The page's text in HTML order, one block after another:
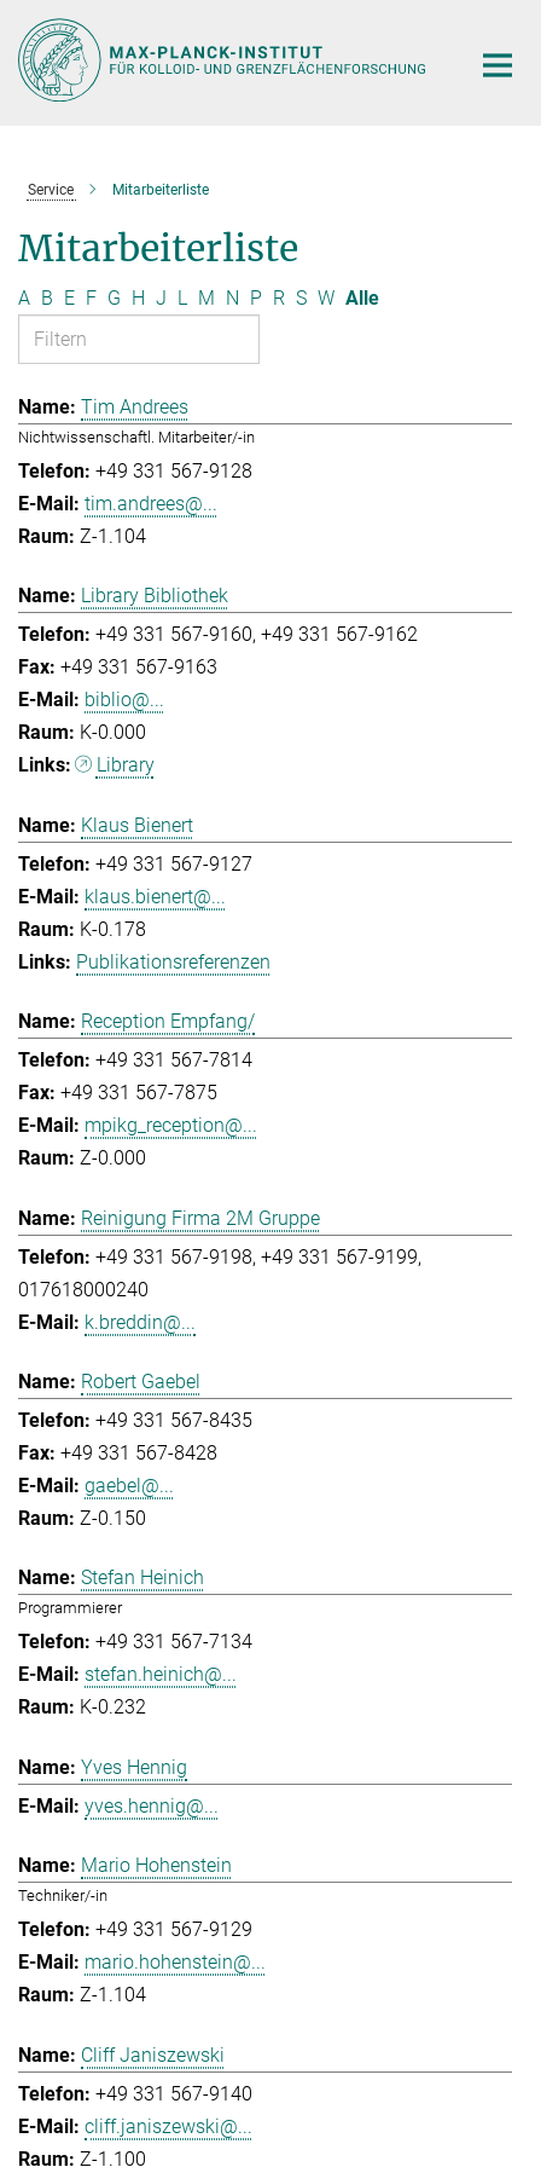
Hauptinhalt
Service Mitarbeiterliste
Mitarbeiterliste
A B E F G H J L M N P R S W Alle
Tim Andrees
Nichtwissenschaftl. Mitarbeiter/-in
+49 331 567-9128
tim.andrees@...
Z-1.104
Library Bibliothek
+49 331 567-9160 +49 331 567-9162
+49 331 567-9163
biblio@...
K-0.000
Library
Klaus Bienert
+49 331 567-9127
klaus.bienert@...
K-0.178
Publikationsreferenzen
Reception Empfang/
+49 331 567-7814
+49 331 567-7875
mpikg_reception@...
Z-0.000
Reinigung Firma 2M Gruppe
+49 331 567-9198 +49 331 567-9199
017618000240
k.breddin@...
Robert Gaebel
+49 331 567-8435
+49 331 567-8428
gaebel@...
Z-0.150
Stefan Heinich
Programmierer
+49 331 567-7134
stefan.heinich@...
K-0.232
Yves Hennig
yves.hennig@...
Mario Hohenstein
Techniker/-in
+49 331 567-9129
mario.hohenstein@...
Z-1.104
Cliff Janiszewski
+49 331 567-9140
cliff.janiszewski@...
Z-1.100